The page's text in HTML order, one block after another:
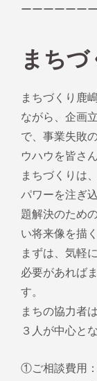
ーーーーーー
まち
まちづくり鹿
ながら、企画
で、事業失敗
ウハウを皆さ
まちづくりは
パワーを注ぎ
題解決のため
い将来像を描
まずは、気軽
必要があれば
す。
まちの協力者
３人が中心と
①ご相談費用